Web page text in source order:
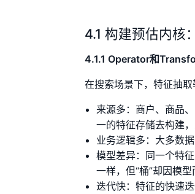
4.1 构建预估内核
4.1.1 Operator和
在搜索场景下，特征抽取
来源多：商户、商品
一的特征存储去构建
业务逻辑多：大多数
模型差异：同一个特
一样，但“桶”却因模
迭代快：特征的快速